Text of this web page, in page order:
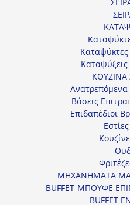
ΚΟΥΖΙΝΑ
Ανατρεπόμενα
Βάσεις
Επιδαπέδιοι
ΜΗΧΑΝΗΜΑΤΑ
BUFFET-ΜΠΟΥΦΕ
BUFFET